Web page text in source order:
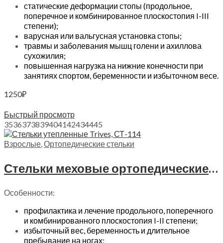
статические деформации стопы (продольное,
поперечное и комбинированное плоскостопия I-III
степени);
варусная или вальгусная установка стопы;
травмы и заболевания мышц голени и ахиллова
сухожилия;
повышенная нагрузка на нижние конечности при
занятиях спортом, беременности и избыточном весе.
1250₽
Быстрый просмотр
3536373839404142434445
Взрослые Ортопедические стельки
Стельки меховые ортопедические Trives, СТ-114
Особенности:
профилактика и лечение продольного, поперечного
и комбинированного плоскостопия I-II степени;
избыточный вес, беременность и длительное
пребывание на ногах;